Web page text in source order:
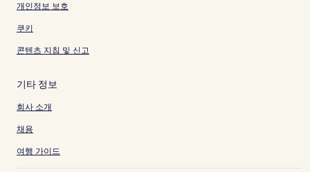
개인정보 보호
쿠키
콘텐츠 지침 및 신고
기타 정보
회사 소개
채용
여행 가이드